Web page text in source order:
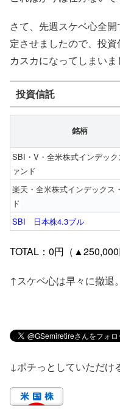
さて、先週スケベ心全
定させましたので、投
カスカになってしまいま
投資信託
銘柄
SBI・V・全米株式インデック
ァンド
楽天・全米株式インデックス
ド
SBI 日本株4.3ブル
TOTAL：0円（▲250,000
↑スケベ心は早々に撤退。
↓ポチっとしていただけ